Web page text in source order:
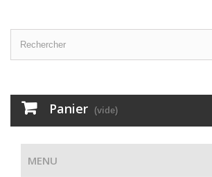
Panier (vide)
MENU